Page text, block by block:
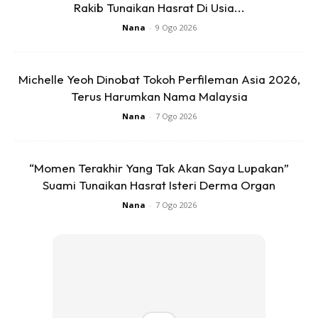
dan memohon.
Rasulullah SAW dah sebut janji Allah di sepertiga terakhir
Rakib Tunaikan Hasrat Di Usia...
Nana - 9 Ogo 2026
Michelle Yeoh Dinobat Tokoh Perfileman Asia 2026,
Terus Harumkan Nama Malaysia
Nana - 7 Ogo 2026
“Momen Terakhir Yang Tak Akan Saya Lupakan”
Suami Tunaikan Hasrat Isteri Derma Organ
Nana - 7 Ogo 2026